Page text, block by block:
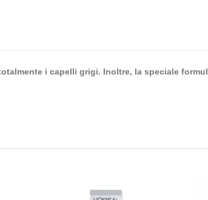
i capelli grigi. Inoltre, la speciale